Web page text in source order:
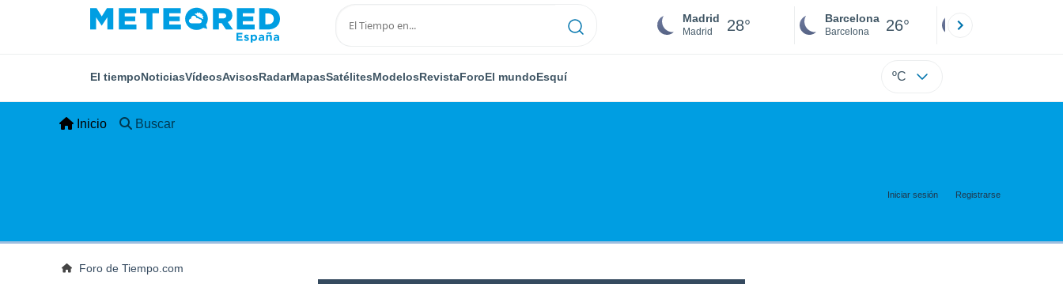
Madrid
Madrid 28° Barcelona
Barcelona 26°
El tiempoNoticiasVídeosAvisosRadarMapasSatélitesModelosRevistaForoEl mundoEsquí ºC
Inicio Buscar
Iniciar sesión Registrarse
Foro de Tiempo.com